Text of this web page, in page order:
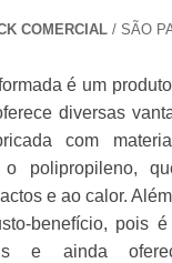
COMERCIAL / SÃO
é um
diversas
com
o polipropileno,
e ao calor.
benefício, pois
e ainda